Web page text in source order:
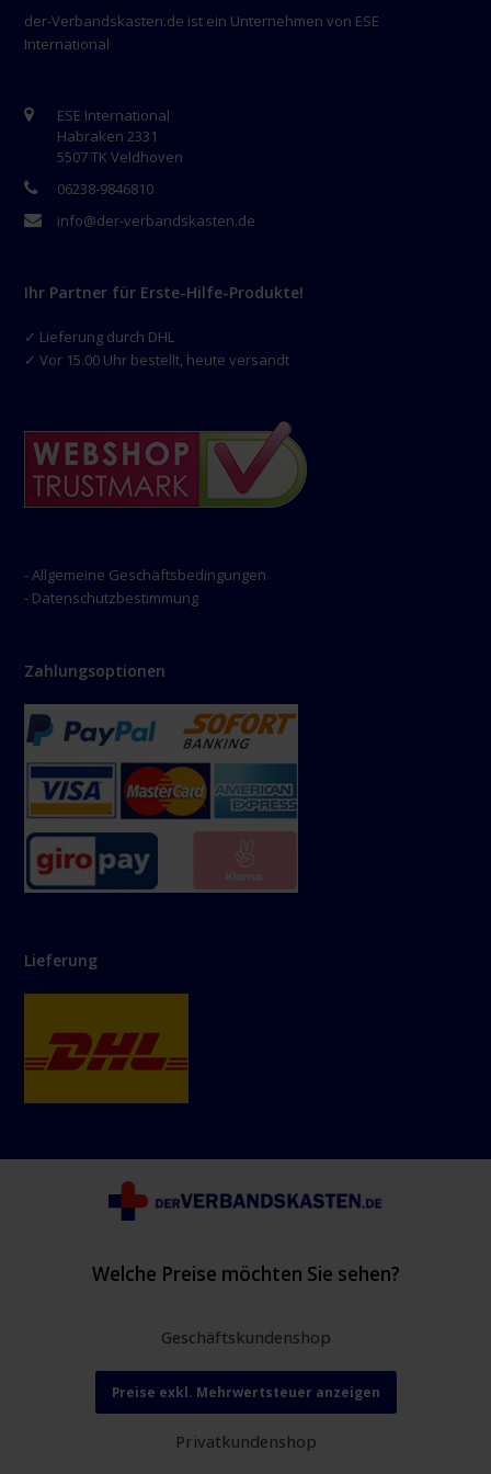
der-Verbandskasten.de ist ein Unternehmen von ESE
International
ESE International
Habraken 2331
5507 TK Veldhoven
06238-9846810
info@der-verbandskasten.de
Ihr Partner für Erste-Hilfe-Produkte!
✓ Lieferung durch DHL
✓ Vor 15.00 Uhr bestellt, heute versandt
- Allgemeine Geschäftsbedingungen
- Datenschutzbestimmung
Zahlungsoptionen
Lieferung
Welche Preise möchten Sie sehen?
Geschäftskundenshop
Preise exkl. Mehrwertsteuer anzeigen
Privatkundenshop